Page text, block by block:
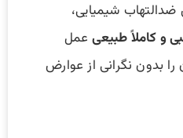
شیمیایی،
و کاملاً طبیعیعمل
بدون نگرانی از عوارض